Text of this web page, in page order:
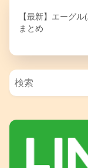
【最新】エーグ
まとめ